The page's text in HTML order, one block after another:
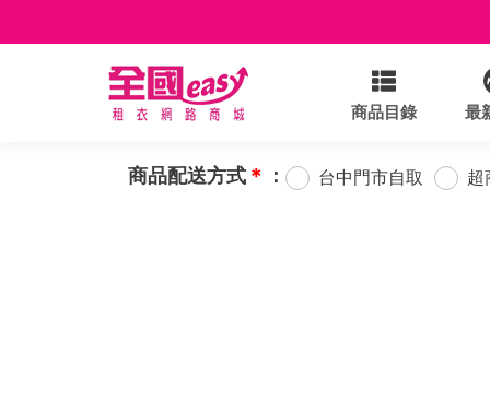
商品目錄 最
商品配送方式 ＊ ： 台中門市自取 超